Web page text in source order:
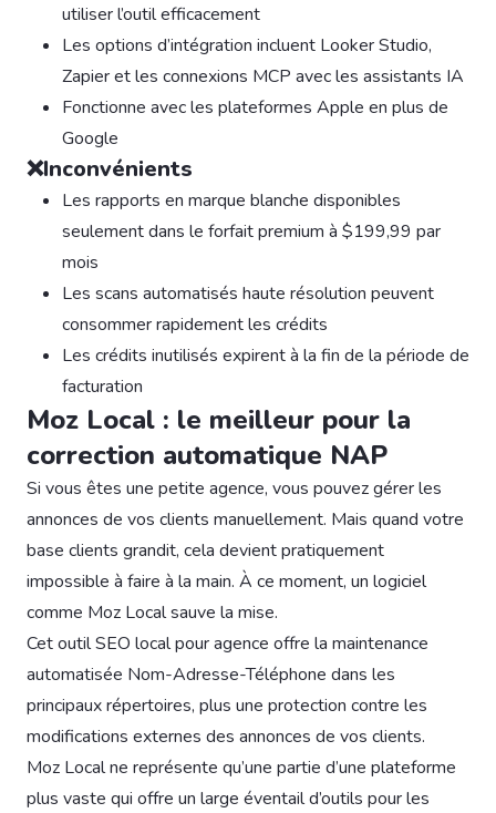
utiliser l’outil efficacement
Les options d’intégration incluent Looker Studio,
Zapier et les connexions MCP avec les assistants IA
Fonctionne avec les plateformes Apple en plus de
Google
❌Inconvénients
Les rapports en marque blanche disponibles
seulement dans le forfait premium à $199,99 par
mois
Les scans automatisés haute résolution peuvent
consommer rapidement les crédits
Les crédits inutilisés expirent à la fin de la période de
facturation
Moz Local : le meilleur pour la
correction automatique NAP
Si vous êtes une petite agence, vous pouvez gérer les
annonces de vos clients manuellement. Mais quand votre
base clients grandit, cela devient pratiquement
impossible à faire à la main. À ce moment, un logiciel
comme Moz Local sauve la mise.
Cet outil SEO local pour agence offre la maintenance
automatisée Nom-Adresse-Téléphone dans les
principaux répertoires, plus une protection contre les
modifications externes des annonces de vos clients.
Moz Local ne représente qu’une partie d’une plateforme
plus vaste qui offre un large éventail d’outils pour les